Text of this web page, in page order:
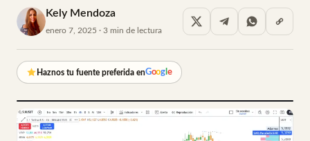
Kely Mendoza
enero 7, 2025 · 3 min de lectura
Haznos tu fuente preferida enGoogl e